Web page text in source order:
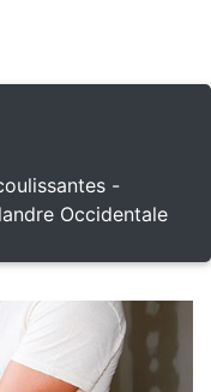
-
Occidentale